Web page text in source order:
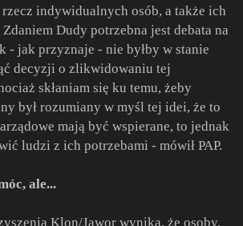
indywidualnych osób, a także ich
Dudy potrzebna jest debata na
- jak przyznaje - nie byłby w stanie
decyzji o zlikwidowaniu tej
skłaniam się ku temu, żeby
był rozumiany w myśl tej idei, że to
mają być wspierane, to jednak
ludzi z ich potrzebami - mówił PAP.
ale...
Klon/Jawor wynika, że osoby,